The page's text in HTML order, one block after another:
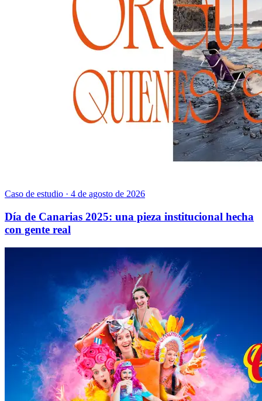
Caso de estudio · 4 de agosto de 2026
Día de Canarias 2025: una pieza institucional hecha
con gente real